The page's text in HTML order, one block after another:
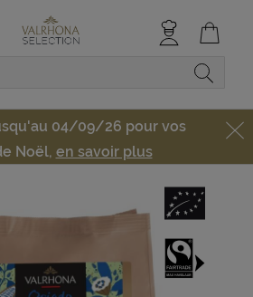
04/09/26 pour vos
Noël, en savoir plus